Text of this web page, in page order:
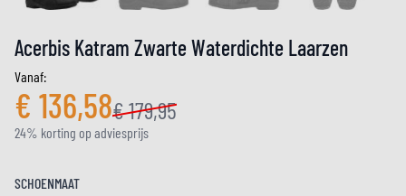
Acerbis Katram Zwarte Waterdichte Laarzen
Vanaf:
€ 136,58€ 179,95
24% korting op adviesprijs
SCHOENMAAT